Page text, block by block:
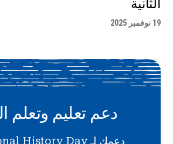
الثانية
19 نوفمبر 2025
دعم تعليم وتعلم